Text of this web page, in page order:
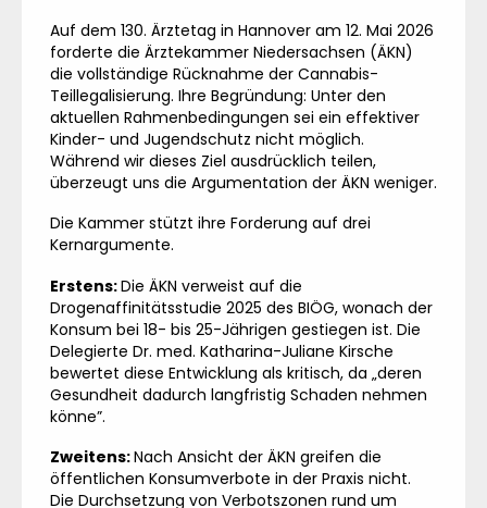
Auf dem 130. Ärztetag in Hannover am 12. Mai 2026
forderte die Ärztekammer Niedersachsen (ÄKN)
die vollständige Rücknahme der Cannabis-
Teillegalisierung. Ihre Begründung: Unter den
aktuellen Rahmenbedingungen sei ein effektiver
Kinder- und Jugendschutz nicht möglich.
Während wir dieses Ziel ausdrücklich teilen,
überzeugt uns die Argumentation der ÄKN weniger.
Die Kammer stützt ihre Forderung auf drei
Kernargumente.
Erstens:Die ÄKN verweist auf die
Drogenaffinitätsstudie 2025 des BIÖG, wonach der
Konsum bei 18- bis 25-Jährigen gestiegen ist. Die
Delegierte Dr. med. Katharina-Juliane Kirsche
bewertet diese Entwicklung als kritisch, da „deren
Gesundheit dadurch langfristig Schaden nehmen
könne”.
Zweitens:Nach Ansicht der ÄKN greifen die
öffentlichen Konsumverbote in der Praxis nicht.
Die Durchsetzung von Verbotszonen rund um